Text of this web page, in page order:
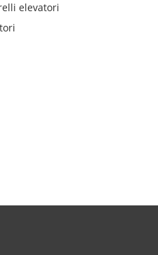
elevatori